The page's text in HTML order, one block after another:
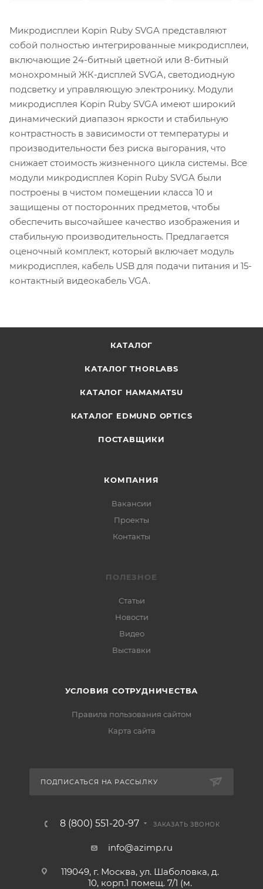
Микродисплеи Kopin Ruby SVGA представляют
собой полностью интегрированные микродисплеи,
включающие 24-битный цветной или 8-битный
монохромный ЖК-дисплей SVGA, светодиодную
подсветку и управляющую электронику. Модули
микродисплея Kopin Ruby SVGA имеют широкий
динамический диапазон яркости и стабильную
контрастность в зависимости от температуры и
производительности без риска выгорания, что
снижает стоимость жизненного цикла системы. Все
модули микродисплея Kopin Ruby SVGA были
построены в чистом помещении класса 10 и
защищены от посторонних предметов, чтобы
обеспечить высочайшее качество изображения и
стабильную производительность. Предлагается
оценочный комплект, который включает модуль
микродисплея, кабель USB для подачи питания и 15-
контактный видеокабель VGA.
КАТАЛОГ
КАТАЛОГ THORLABS
КАТАЛОГ HAMAMATSU
КАТАЛОГ EDMUND OPTICS
ПОСТАВЩИКИ
КОМПАНИЯ
Вакансии
Проекты
Контакты
ПОЛЕЗНОЕ
Статьи
Новости
Видео
Выставки
УСЛОВИЯ СОТРУДНИЧЕСТВА
Правила пользования сайтом
Карта сайта
ПОДПИСАТЬСЯ НА РАССЫЛКУ
8 (800) 551-20-97 ЗАКАЗАТЬ ЗВОНОК
info@azimp.ru
119049, г. Москва, ул. Шаболовка, д.
10, корп.1 помещ. 7/1 (м.